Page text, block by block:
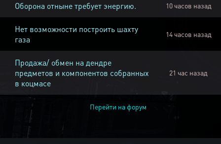
Оборона отныне требует энергию. 10 часов назад
Нет возможности построить шахту
газа
14 часов назад
Продажа/ обмен на дендре
предметов и компонентов собранных
в коцмасе
21 час назад
Перейти на форум